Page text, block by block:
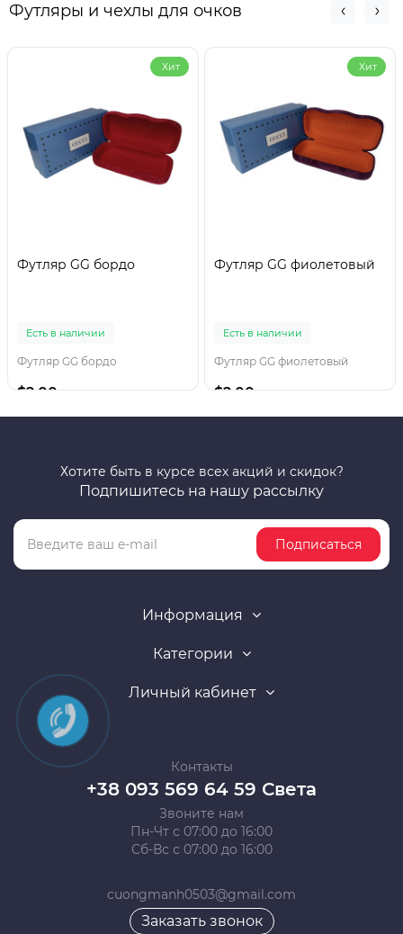
Футляры и чехлы для очков
Хит
Футляр GG бордо
Есть в наличии
Футляр GG бордо
$2.00
Хит
Футляр GG фиолетовый
Есть в наличии
Футляр GG фиолетовый
$2.00
Хотите быть в курсе всех акций и скидок?
Подпишитесь на нашу рассылку
Подписаться
Информация
Категории
Личный кабинет
Контакты
+38 093 569 64 59 Света
Звоните нам
Пн-Чт с 07:00 до 16:00
Сб-Вс с 07:00 до 16:00
cuongmanh0503@gmail.com
Заказать звонок